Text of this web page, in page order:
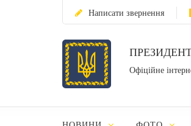
Написати звернення
Офіційне